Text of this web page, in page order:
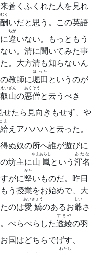
蒼くふくれた人を見れ
酬
むく
いだと思う。この英語
違
ちが
いない。もっともう
い。清に聞いてみた事
。大方清も知らないん
教師に堀田
ほった
というのが
叡山
えいざん
の悪僧
あくそう
と云うべき
せたら見向きもせず、や
ま
えアハハハと云った。
ぬ奴の所へ誰が遊びに
坊主に山嵐
やまあらし
という渾名
あだな
がに堅
かた
いものだ。昨日
う授業をお始めで、大
のは愛嬌
あいきょう
のあるお爺
じい
さ
べらべらした透綾
すきや
の羽
国はどちらでげす、
わたし